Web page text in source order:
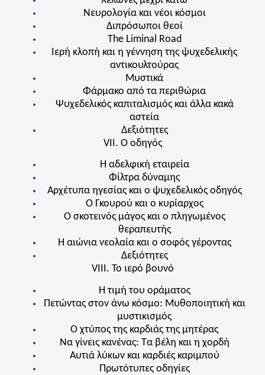
Νευρολογία και νέοι κόσμοι
Διπρόσωποι θεοί
The Liminal Road
Ιερή κλοπή και η γέννηση της ψυχεδελικής
αντικουλτούρας
Μυστικά
Φάρμακο από τα περιθώρια
Ψυχεδελικός καπιταλισμός και άλλα κακά
αστεία
Δεξιότητες
VII. Ο οδηγός
Η αδελφική εταιρεία
Φίλτρα δύναμης
Αρχέτυπα ηγεσίας και ο ψυχεδελικός οδηγός
Ο Γκουρού και ο κυρίαρχος
Ο σκοτεινός μάγος και ο πληγωμένος
θεραπευτής
Η αιώνια νεολαία και ο σοφός γέροντας
Δεξιότητες
VIII. Το ιερό βουνό
Η τιμή του οράματος
Πετώντας στον άνω κόσμο: Μυθοποιητική και
μυστικισμός
Ο χτύπος της καρδιάς της μητέρας
Να γίνεις κανένας: Τα βέλη και η χορδή
Αυτιά λύκων και καρδιές καριμπού
Πρωτότυπες οδηγίες